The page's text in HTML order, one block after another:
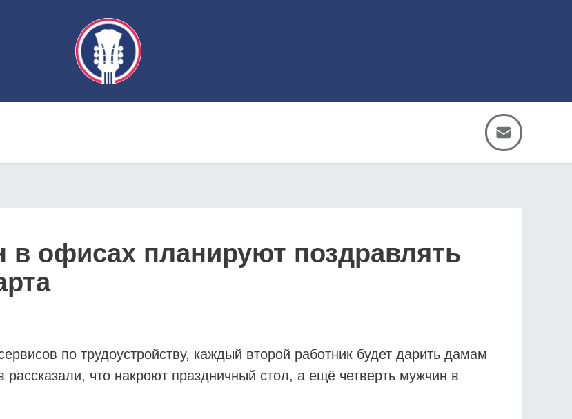
офисах планируют поздравлять
по трудоустройству, каждый второй работник будет дарить дамам
рассказали, что накроют праздничный стол, а ещё четверть мужчин в